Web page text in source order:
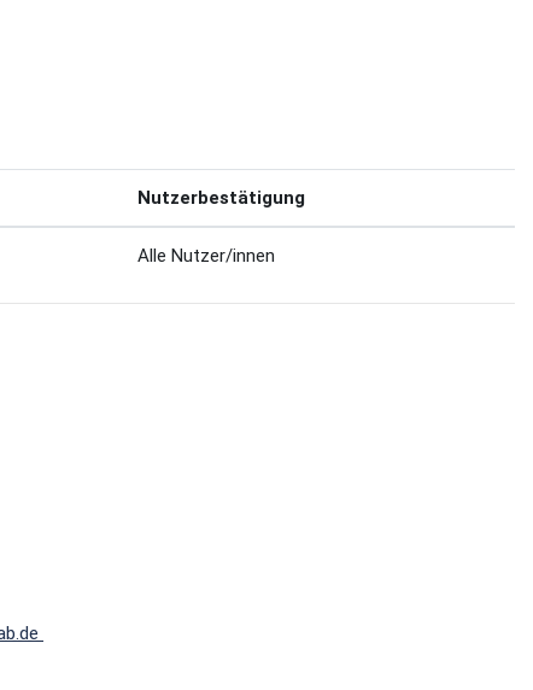
Nutzerbestätigung
Alle Nutzer/innen